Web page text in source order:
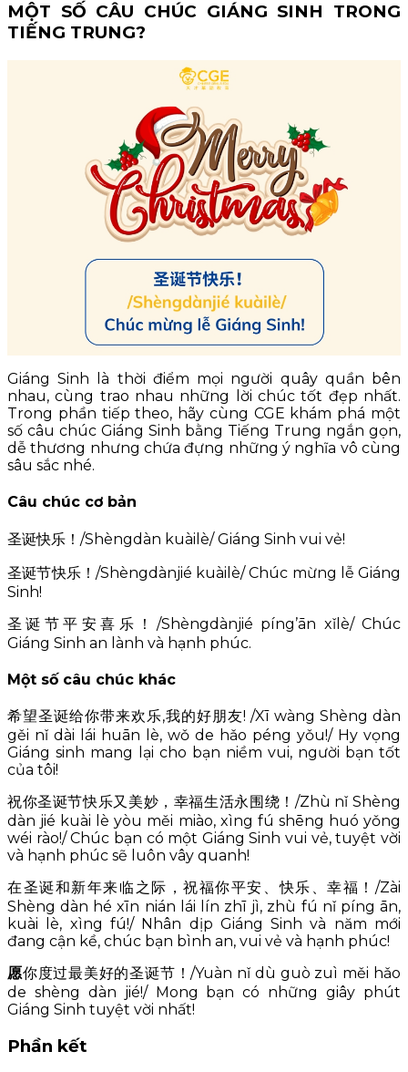
MỘT SỐ CÂU CHÚC GIÁNG SINH TRONG
TIẾNG TRUNG?
Giáng Sinh là thời điểm mọi người quây quần bên
nhau, cùng trao nhau những lời chúc tốt đẹp nhất.
Trong phần tiếp theo, hãy cùng CGE khám phá một
số câu chúc Giáng Sinh bằng Tiếng Trung ngắn gọn,
dễ thương nhưng chứa đựng những ý nghĩa vô cùng
sâu sắc nhé.
Câu chúc cơ bản
圣诞快乐！/Shèngdàn kuàilè/ Giáng Sinh vui vẻ!
圣诞节快乐！/Shèngdànjié kuàilè/ Chúc mừng lễ Giáng
Sinh!
圣诞节平安喜乐！/Shèngdànjié píng’ān xǐlè/ Chúc
Giáng Sinh an lành và hạnh phúc.
Một số câu chúc khác
希望圣诞给你带来欢乐,我的好朋友! /Xī wàng Shèng dàn
gěi nǐ dài lái huān lè, wǒ de hǎo péng yǒu!/ Hy vọng
Giáng sinh mang lại cho bạn niềm vui, người bạn tốt
của tôi!
祝你圣诞节快乐又美妙，幸福生活永围绕！/Zhù nǐ Shèng
dàn jié kuài lè yòu měi miào, xìng fú shēng huó yǒng
wéi rào!/ Chúc bạn có một Giáng Sinh vui vẻ, tuyệt vời
và hạnh phúc sẽ luôn vây quanh!
在圣诞和新年来临之际，祝福你平安、快乐、幸福！/Zài
Shèng dàn hé xīn nián lái lín zhī jì, zhù fú nǐ píng ān,
kuài lè, xìng fú!/ Nhân dịp Giáng Sinh và năm mới
đang cận kề, chúc bạn bình an, vui vẻ và hạnh phúc!
愿你度过最美好的圣诞节！/Yuàn nǐ dù guò zuì měi hǎo
de shèng dàn jié!/ Mong bạn có những giây phút
Giáng Sinh tuyệt vời nhất!
Phần kết